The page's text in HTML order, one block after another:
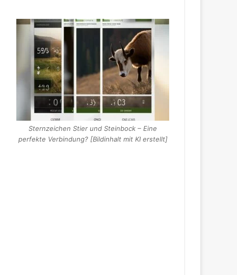
Sternzeichen Stier und Steinbock – Eine
perfekte Verbindung? [Bildinhalt mit KI erstellt]